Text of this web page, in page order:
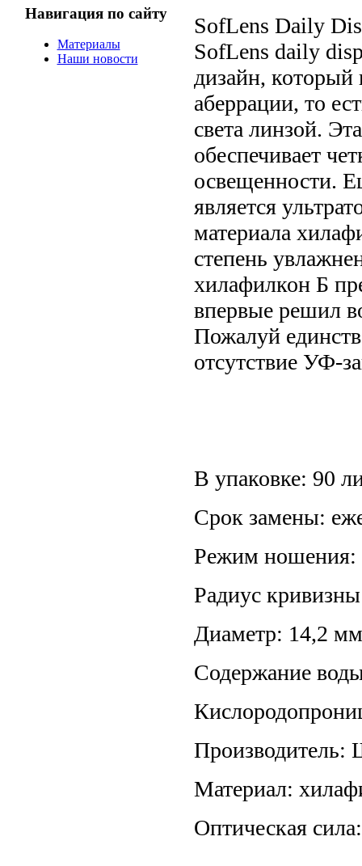
Навигация по сайту
Материалы
Наши новости
SofLens Daily
SofLens daily
дизайн, который
аберрации, то
света линзой.
обеспечивает
освещенности.
является
материала
степень
хилафилкон Б
впервые решил
Пожалуй
отсутствие УФ-
В упаковке: 90
Срок замены:
Режим ношения:
Радиус
Диаметр: 14,2 мм
Содержание
Производитель:
Материал:
Оптическая